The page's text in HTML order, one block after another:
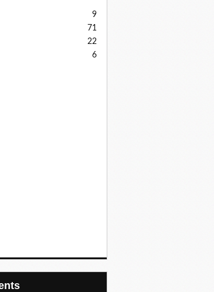
9
71
22
6